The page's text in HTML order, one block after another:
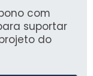
com
suportar
do